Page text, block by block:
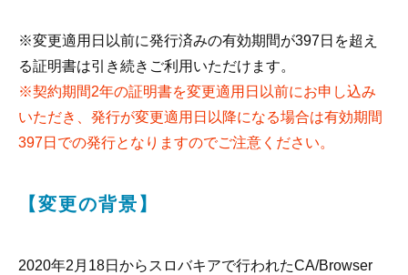
※変更適用日以前に発行済みの有効期間が397日を超え
る証明書は引き続きご利用いただけます。
※契約期間2年の証明書を変更適用日以前にお申し込み
いただき、発行が変更適用日以降になる場合は有効期間
397日での発行となりますのでご注意ください。
【変更の背景】
2020年2月18日からスロバキアで行われたCA/Browser